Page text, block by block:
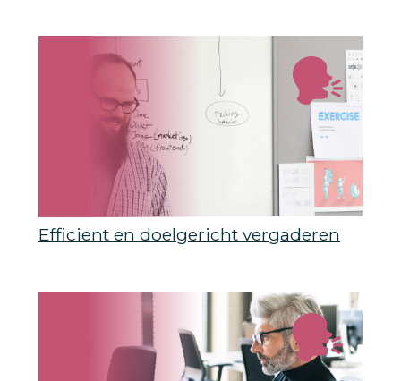
Efficient en doelgericht vergaderen